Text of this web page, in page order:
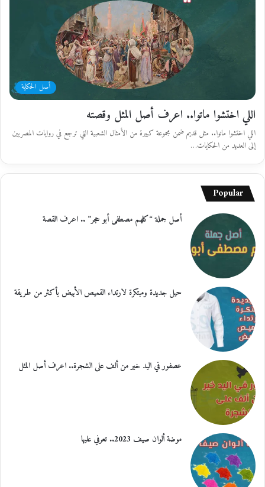
أصل الحكاية
اللي اختشوا ماتوا.. اعرف أصل المثل وقصته
اللي اختشوا ماتوا.. مثل قديم ضمن مجموعة كبيرة من الأمثال الشعبية التي ترجع في روايات المصريين
إلى العديد من الحكايات…
Popular
أصل جملة “كلهم مصطفى أبو حجر” .. اعرف القصة
حيل جديدة ومبتكرة لارتداء القميص الأبيض بأكثر من طريقة
عصفور في اليد خير من ألف على الشجرة.. اعرف أصل المثل
موضة ألوان صيف 2023.. تعرفي عليها